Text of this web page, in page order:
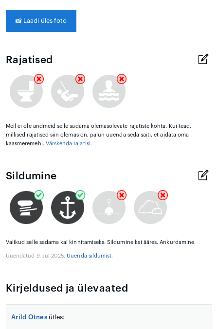
📸 Laadi üles foto
Rajatised
Meil ei ole andmeid selle sadama olemasolevate rajatiste kohta. Kui tead,
millised rajatised siin olemas on, palun uuenda seda saiti, et aidata oma
kaasmeremehi. Värskenda rajatisi.
Sildumine
Valikud selle sadama kai kinnitamiseks: Sildumine kai ääres, Ankurdamine.
Uuendatud 9. Jul 2025. Uuenda sildumist.
Kirjeldused ja ülevaated
Arild Otnesütles: